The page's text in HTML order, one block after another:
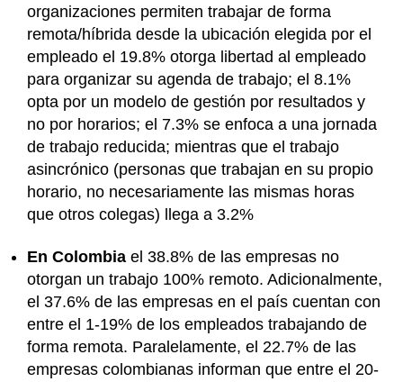
organizaciones permiten trabajar de forma
remota/híbrida desde la ubicación elegida por el
empleado el 19.8% otorga libertad al empleado
para organizar su agenda de trabajo; el 8.1%
opta por un modelo de gestión por resultados y
no por horarios; el 7.3% se enfoca a una jornada
de trabajo reducida; mientras que el trabajo
asincrónico (personas que trabajan en su propio
horario, no necesariamente las mismas horas
que otros colegas) llega a 3.2%
En Colombia el 38.8% de las empresas no
otorgan un trabajo 100% remoto. Adicionalmente,
el 37.6% de las empresas en el país cuentan con
entre el 1-19% de los empleados trabajando de
forma remota. Paralelamente, el 22.7% de las
empresas colombianas informan que entre el 20-